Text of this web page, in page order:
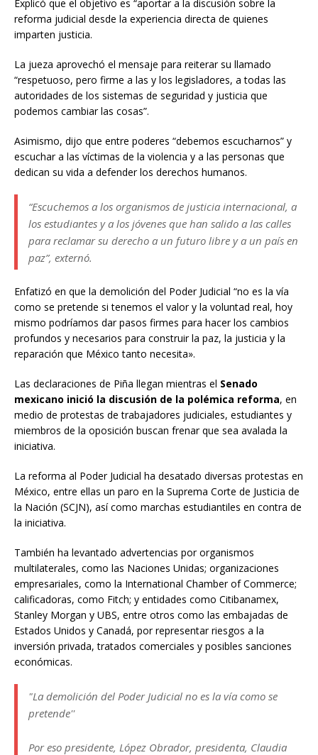
Explicó que el objetivo es “aportar a la discusión sobre la
reforma judicial desde la experiencia directa de quienes
imparten justicia.
La jueza aprovechó el mensaje para reiterar su llamado
“respetuoso, pero firme a las y los legisladores, a todas las
autoridades de los sistemas de seguridad y justicia que
podemos cambiar las cosas”.
Asimismo, dijo que entre poderes “debemos escucharnos” y
escuchar a las víctimas de la violencia y a las personas que
dedican su vida a defender los derechos humanos.
“Escuchemos a los organismos de justicia internacional, a
los estudiantes y a los jóvenes que han salido a las calles
para reclamar su derecho a un futuro libre y a un país en
paz”, externó.
Enfatizó en que la demolición del Poder Judicial “no es la vía
como se pretende si tenemos el valor y la voluntad real, hoy
mismo podríamos dar pasos firmes para hacer los cambios
profundos y necesarios para construir la paz, la justicia y la
reparación que México tanto necesita».
Las declaraciones de Piña llegan mientras el Senado
mexicano inició la discusión de la polémica reforma, en
medio de protestas de trabajadores judiciales, estudiantes y
miembros de la oposición buscan frenar que sea avalada la
iniciativa.
La reforma al Poder Judicial ha desatado diversas protestas en
México, entre ellas un paro en la Suprema Corte de Justicia de
la Nación (SCJN), así como marchas estudiantiles en contra de
la iniciativa.
También ha levantado advertencias por organismos
multilaterales, como las Naciones Unidas; organizaciones
empresariales, como la International Chamber of Commerce;
calificadoras, como Fitch; y entidades como Citibanamex,
Stanley Morgan y UBS, entre otros como las embajadas de
Estados Unidos y Canadá, por representar riesgos a la
inversión privada, tratados comerciales y posibles sanciones
económicas.
"La demolición del Poder Judicial no es la vía como se
pretende''
Por eso presidente, López Obrador, presidenta, Claudia